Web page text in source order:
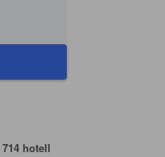
714 hotell